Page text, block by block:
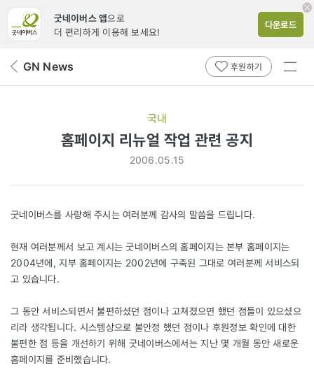
굿네이버스 앱으로
더 편리하게 이용해 보세요!
다운로드
뒤 GN News 후원하기
전체
국내
홈페이지 리뉴얼 작업 관련 공지
2006.05.15
굿네이버스를 사랑해 주시는 여러분께 감사의 말씀을 드립니다.
현재 여러분께서 보고 계시는 굿네이버스의 홈페이지는 본부 홈페이지는
2004년에, 지부 홈페이지는 2002년에 구축된 그대로 여러분께 서비스되
고 있습니다.
그 동안 서비스되면서 불편하셨던 점이나 고쳐졌으면 했던 점들이 있으셨으
리라 생각됩니다. 시스템상으로 불안정 했던 점이나 후원정보 확인에 대한
불편한 점 등을 개선하기 위해 굿네이버스에서는 지난 몇 개월 동안 새로운
홈페이지를 준비했습니다.